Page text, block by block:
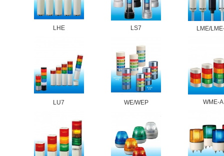
LHE LS7 LME/
LU7 WE/WEP WME-A